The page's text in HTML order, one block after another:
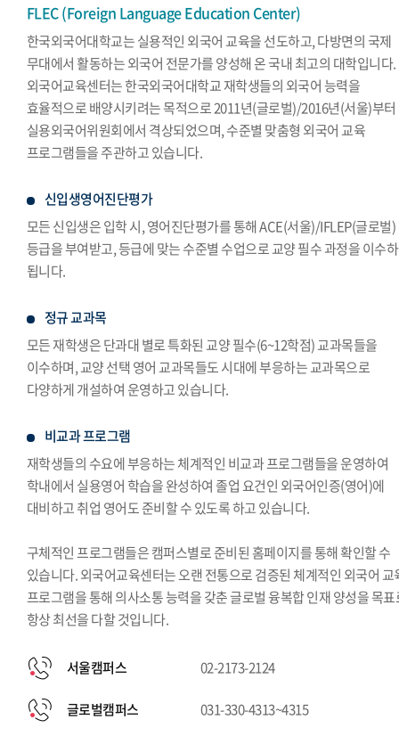
FLEC (Foreign Language Education Center)
한국외국어대학교는 실용적인 외국어 교육을 선도하고, 다방면의 국제
무대에서 활동하는 외국어 전문가를 양성해 온 국내 최고의 대학입니다.
외국어교육센터는 한국외국어대학교 재학생들의 외국어 능력을
효율적으로 배양시키려는 목적으로 2011년(글로벌)/2016년(서울)부터
실용외국어위원회에서 격상되었으며, 수준별 맞춤형 외국어 교육
프로그램들을 주관하고 있습니다.
신입생영어진단평가
모든 신입생은 입학 시, 영어진단평가를 통해 ACE(서울)/IFLEP(글로벌)
등급을 부여받고, 등급에 맞는 수준별 수업으로 교양 필수 과정을 이수
됩니다.
정규 교과목
모든 재학생은 단과대 별로 특화된 교양 필수(6~12학점) 교과목들을
이수하며, 교양 선택 영어 교과목들도 시대에 부응하는 교과목으로
다양하게 개설하여 운영하고 있습니다.
비교과 프로그램
재학생들의 수요에 부응하는 체계적인 비교과 프로그램들을 운영하여
학내에서 실용영어 학습을 완성하여 졸업 요건인 외국어인증(영어)에
대비하고 취업 영어도 준비할 수 있도록 하고 있습니다.
구체적인 프로그램들은 캠퍼스별로 준비된 홈페이지를 통해 확인할 수
있습니다. 외국어교육센터는 오랜 전통으로 검증된 체계적인 외국어 교
프로그램을 통해 의사소통 능력을 갖춘 글로벌 융복합 인재 양성을 목
항상 최선을 다할 것입니다.
서울캠퍼스 02-2173-2124
글로벌캠퍼스 031-330-4313~4315